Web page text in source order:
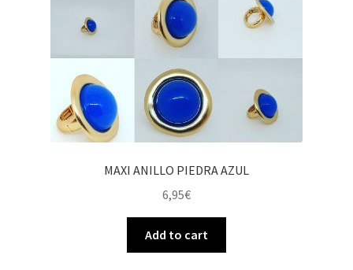
MAXI ANILLO PIEDRA AZUL
6,95€
Add to cart